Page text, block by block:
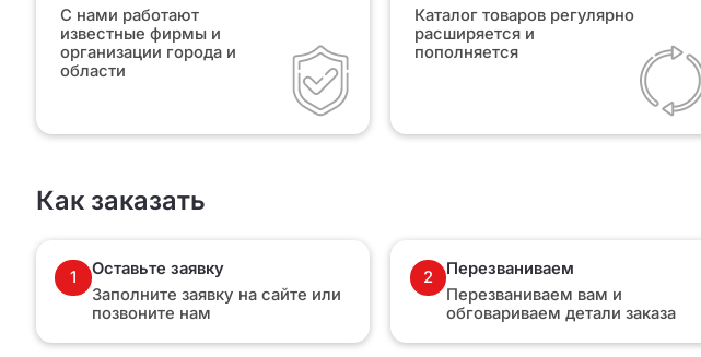
С нами работают
известные фирмы и
организации города и
области
Каталог товаров регулярно
расширяется и
пополняется
Как заказать
1
Оставьте заявку
Заполните заявку на сайте или
позвоните нам
2
Перезваниваем
Перезваниваем вам и
обговариваем детали заказа